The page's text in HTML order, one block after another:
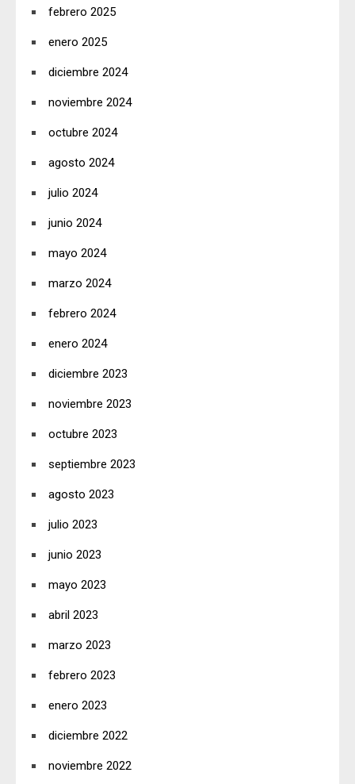
febrero 2025
enero 2025
diciembre 2024
noviembre 2024
octubre 2024
agosto 2024
julio 2024
junio 2024
mayo 2024
marzo 2024
febrero 2024
enero 2024
diciembre 2023
noviembre 2023
octubre 2023
septiembre 2023
agosto 2023
julio 2023
junio 2023
mayo 2023
abril 2023
marzo 2023
febrero 2023
enero 2023
diciembre 2022
noviembre 2022